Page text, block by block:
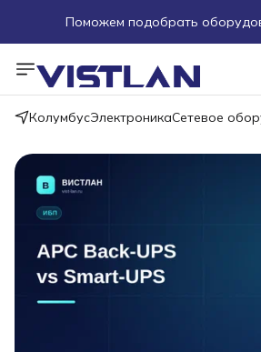
Поможем подобрать
Пуско-наладочные
Пришлите запрос на e-mail
Более 100 000 позиций в
КолумбусЭлектроникаСетевое